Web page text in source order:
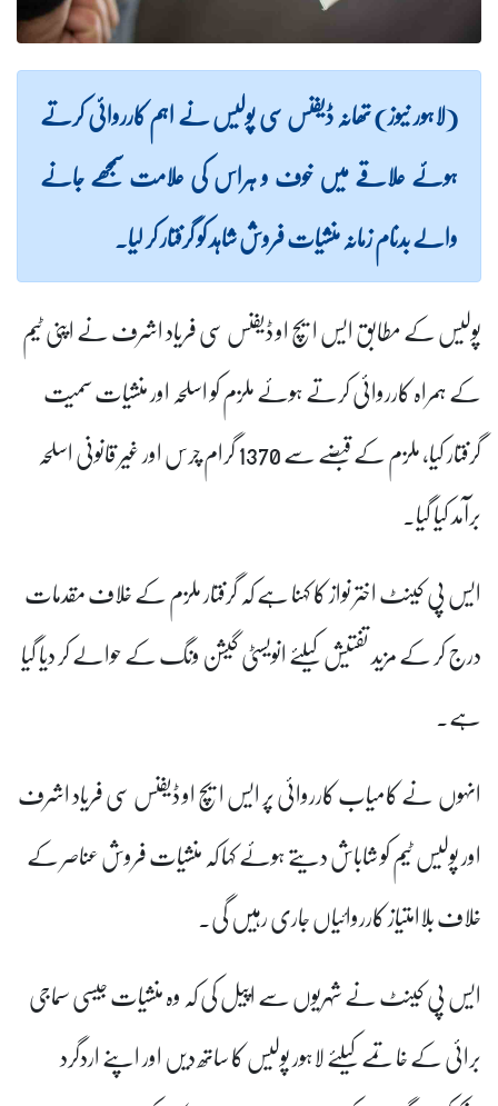
(لاہور نیوز) تھانہ ڈیفنس سی پولیس نے اہم کارروائی کرتے
ہوئے علاقے میں خوف و ہراس کی علامت سمجھے جانے
والے بدنام زمانہ منشیات فروش شاہد کو گرفتار کر لیا۔
پولیس کے مطابق ایس ایچ او ڈیفنس سی فریاد اشرف نے اپنی ٹیم
کے ہمراہ کارروائی کرتے ہوئے ملزم کو اسلحہ اور منشیات سمیت
گرفتار کیا، ملزم کے قبضے سے 1370 گرام چرس اور غیر قانونی اسلحہ
برآمد کیا گیا۔
ایس پی کینٹ اختر نواز کا کہنا ہے کہ گرفتار ملزم کے خلاف مقدمات
درج کر کے مزید تفتیش کیلئے انویسٹی گیشن ونگ کے حوالے کر دیا گیا
ہے۔
انہوں نے کامیاب کارروائی پر ایس ایچ او ڈیفنس سی فریاد اشرف
اور پولیس ٹیم کو شاباش دیتے ہوئے کہا کہ منشیات فروش عناصر کے
خلاف بلاامتیاز کارروائیاں جاری رہیں گی۔
ایس پی کینٹ نے شہریوں سے اپیل کی کہ وہ منشیات جیسی سماجی
برائی کے خاتمے کیلئے لاہور پولیس کا ساتھ دیں اور اپنے اردگرد